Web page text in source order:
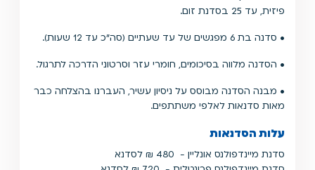
פיזית, עד 25 בסדנת זום.
• סדנה בת 6 מפגשים של עד שעתיים (סה"כ עד 12 שעות).
• הסדנה מלווה בסיכומים, חומרי עזר וסרטוני הדרכה לתרגול.
• מבנה הסדנה מבוסס על ניסיון עשיר, העברנו בהצלחה כבר
מאות סדנאות לאלפי משתתפים.
עלות הסדנאות
סדנת מיינדפולנס אונליין - 480 ₪ לסדנא